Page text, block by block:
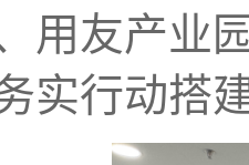
用友产业
实行动搭